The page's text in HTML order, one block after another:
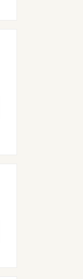
Code、